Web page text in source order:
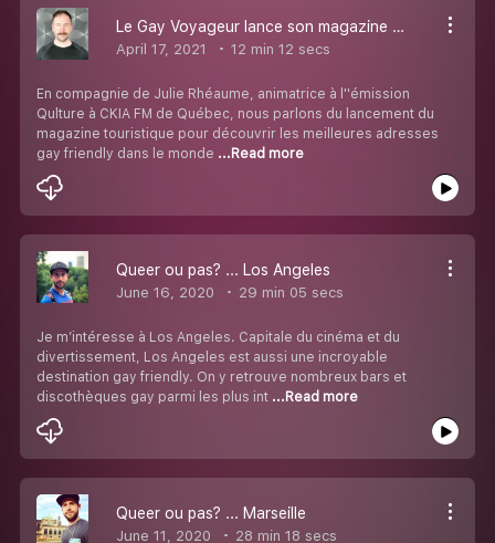
Le Gay Voyageur lance son magazine touristique pour découvrir les meilleures adresses gay friendly
April 17, 2021 12 min 12 secs
En compagnie de Julie Rhéaume, animatrice à l''émission
Qulture à CKIA FM de Québec, nous parlons du lancement du
magazine touristique pour découvrir les meilleures adresses
gay friendly dans le monde ...Read more
Queer ou pas? ... Los Angeles
June 16, 2020 29 min 05 secs
Je m’intéresse à Los Angeles. Capitale du cinéma et du
divertissement, Los Angeles est aussi une incroyable
destination gay friendly. On y retrouve nombreux bars et
discothèques gay parmi les plus int ...Read more
Queer ou pas? ... Marseille
June 11, 2020 28 min 18 secs